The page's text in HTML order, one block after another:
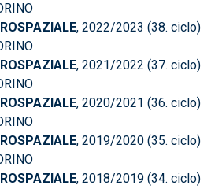
, 2022/2023 (38. ciclo)
, 2021/2022 (37. ciclo)
, 2020/2021 (36. ciclo)
, 2019/2020 (35. ciclo)
, 2018/2019 (34. ciclo)